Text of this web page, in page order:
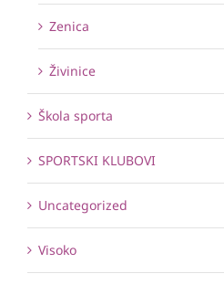
Zenica
Živinice
Škola sporta
SPORTSKI KLUBOVI
Uncategorized
Visoko